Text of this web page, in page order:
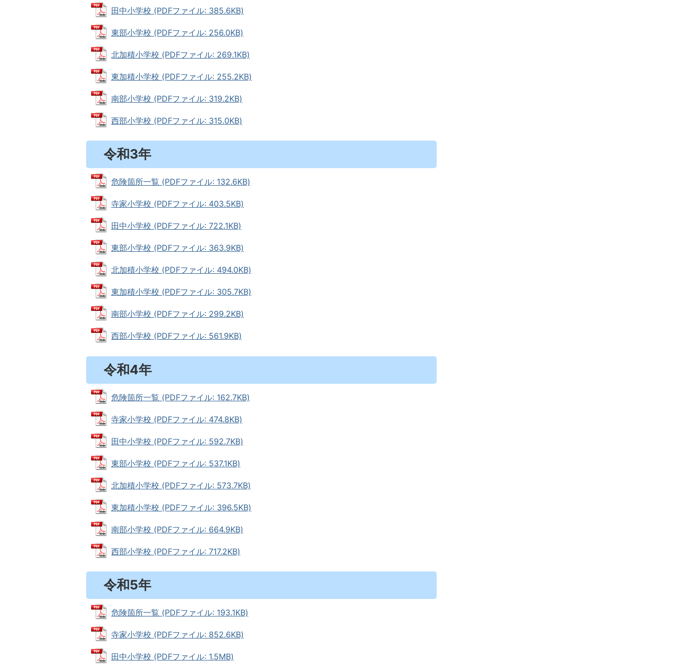
田中小学校 (PDFファイル: 385.6KB)
東部小学校 (PDFファイル: 256.0KB)
北加積小学校 (PDFファイル: 269.1KB)
東加積小学校 (PDFファイル: 255.2KB)
南部小学校 (PDFファイル: 319.2KB)
西部小学校 (PDFファイル: 315.0KB)
令和3年
危険箇所一覧 (PDFファイル: 132.6KB)
寺家小学校 (PDFファイル: 403.5KB)
田中小学校 (PDFファイル: 722.1KB)
東部小学校 (PDFファイル: 363.9KB)
北加積小学校 (PDFファイル: 494.0KB)
東加積小学校 (PDFファイル: 305.7KB)
南部小学校 (PDFファイル: 299.2KB)
西部小学校 (PDFファイル: 561.9KB)
令和4年
危険箇所一覧 (PDFファイル: 162.7KB)
寺家小学校 (PDFファイル: 474.8KB)
田中小学校 (PDFファイル: 592.7KB)
東部小学校 (PDFファイル: 537.1KB)
北加積小学校 (PDFファイル: 573.7KB)
東加積小学校 (PDFファイル: 396.5KB)
南部小学校 (PDFファイル: 664.9KB)
西部小学校 (PDFファイル: 717.2KB)
令和5年
危険箇所一覧 (PDFファイル: 193.1KB)
寺家小学校 (PDFファイル: 852.6KB)
田中小学校 (PDFファイル: 1.5MB)